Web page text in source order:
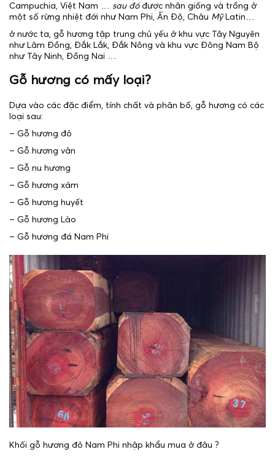
Campuchia, Việt Nam … sau đó được nhân giống và trồng ở
một số rừng nhiệt đới như Nam Phi, Ấn Độ, Châu Mỹ Latin…
ở nước ta, gỗ hương tập trung chủ yếu ở khu vực Tây Nguyên
như Lâm Đồng, Đắk Lắk, Đắk Nông và khu vực Đông Nam Bộ
như Tây Ninh, Đồng Nai …
Gỗ hương có mấy loại?
Dựa vào các đặc điểm, tính chất và phân bố, gỗ hương có các
loại sau:
– Gỗ hương đỏ
– Gỗ hương vân
– Gỗ nu hương
– Gỗ hương xám
– Gỗ hương huyết
– Gỗ hương Lào
– Gỗ hương đá Nam Phi
Khối gỗ hương đỏ Nam Phi nhập khẩu mua ở đâu ?